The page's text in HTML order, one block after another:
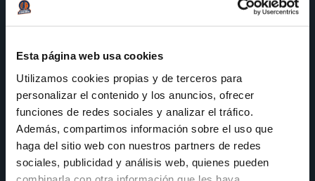
Esta página web usa cookies
Utilizamos cookies propias y de terceros para
personalizar el contenido y los anuncios, ofrecer
funciones de redes sociales y analizar el tráfico.
Además, compartimos información sobre el uso que
haga del sitio web con nuestros partners de redes
sociales, publicidad y análisis web, quienes pueden
Las actividades comenzarán a las 09.00 horas y
cuatro bloques: dos de ellos serán de baloncesto,
la tarde con contenidos más lúdicos. Los otros dos
bloques son recreativos, con actividades al aire
libre. Como cada año se plantearán sorpresas y
alguna actividad novedosa.
La ubicación única será el Albergue de la Merced